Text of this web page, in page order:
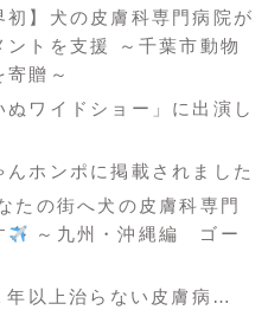
初】犬の皮膚科専門病院が
トを支援 ～千葉市動物
贈～
ぬワイドショー」に出演し
んホンポに掲載されました
たの街へ犬の皮膚科専門
～九州・沖縄編 ゴー
年以上治らない皮膚病…